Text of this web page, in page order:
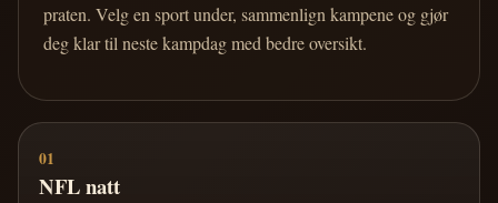
praten. Velg en sport under, sammenlign kampene og gjør
deg klar til neste kampdag med bedre oversikt.
01
NFL natt